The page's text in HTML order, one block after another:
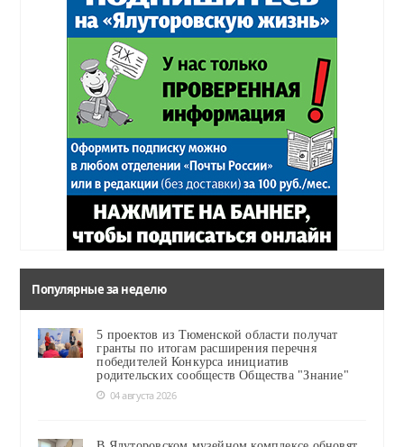
Популярные за неделю
5 проектов из Тюменской области получат
гранты по итогам расширения перечня
победителей Конкурса инициатив
родительских сообществ Общества "Знание"
04 августа 2026